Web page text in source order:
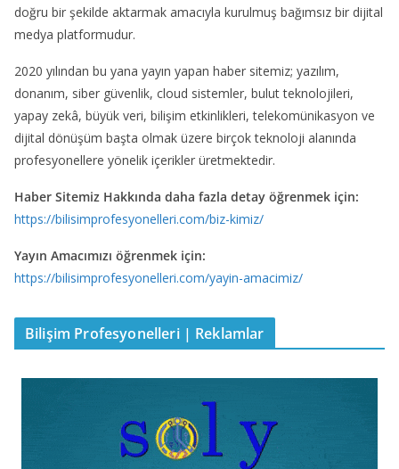
doğru bir şekilde aktarmak amacıyla kurulmuş bağımsız bir dijital
medya platformudur.
2020 yılından bu yana yayın yapan haber sitemiz; yazılım,
donanım, siber güvenlik, cloud sistemler, bulut teknolojileri,
yapay zekâ, büyük veri, bilişim etkinlikleri, telekomünikasyon ve
dijital dönüşüm başta olmak üzere birçok teknoloji alanında
profesyonellere yönelik içerikler üretmektedir.
Haber Sitemiz Hakkında daha fazla detay öğrenmek için:
https://bilisimprofesyonelleri.com/biz-kimiz/
Yayın Amacımızı öğrenmek için:
https://bilisimprofesyonelleri.com/yayin-amacimiz/
Bilişim Profesyonelleri | Reklamlar